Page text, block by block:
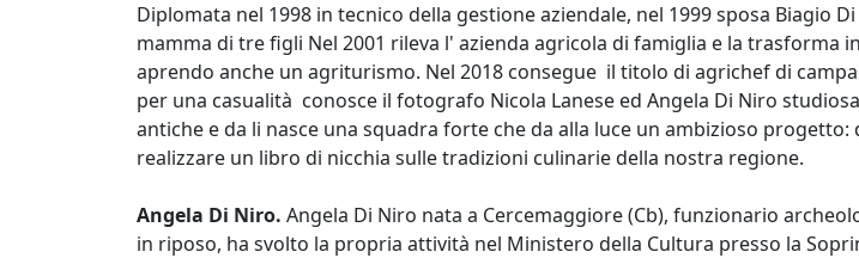
Diplomata nel 1998 in tecnico della gestione aziendale, nel 1999 sposa Biagio
mamma di tre figli Nel 2001 rileva l' azienda agricola di famiglia e la trasforma
aprendo anche un agriturismo. Nel 2018 consegue il titolo di agrichef di
per una casualità conosce il fotografo Nicola Lanese ed Angela Di Niro
antiche e da li nasce una squadra forte che da alla luce un ambizioso
realizzare un libro di nicchia sulle tradizioni culinarie della nostra regione.
Angela Di Niro. Angela Di Niro nata a Cercemaggiore (Cb), funzionario
in riposo, ha svolto la propria attività nel Ministero della Cultura presso la